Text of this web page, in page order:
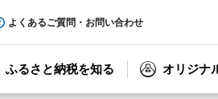
よくあるご質問・お問い合わせ
ふるさと納税を知る オリジナ